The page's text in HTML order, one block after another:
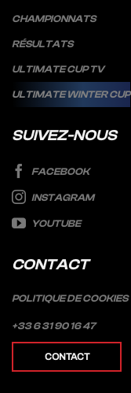
CHAMPIONNATS
RÉSULTATS
ULTIMATE CUP TV
ULTIMATE WINTER CUP
SUIVEZ-NOUS
FACEBOOK
INSTAGRAM
YOUTUBE
CONTACT
POLITIQUE DE COOKIES
+33 6 31 90 16 47
CONTACT